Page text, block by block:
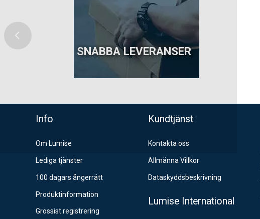
SNABBA LEVERANSER
Info
Om Lumise
Lediga tjänster
100 dagars ångerrätt
Produktinformation
Grossist registrering
Kundtjänst
Kontakta oss
Allmänna Villkor
Dataskyddsbeskrivning
Lumise International